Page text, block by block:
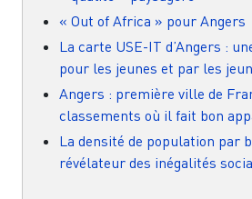
« Out of Africa » pour Angers
La carte USE-IT d’Angers :
pour les jeunes et par les
Angers : première ville de
classements où il fait bon
La densité de population par
révélateur des inégalités